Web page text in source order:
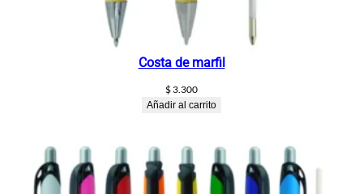
Costa de marfil
$3.300
Añadir al carrito